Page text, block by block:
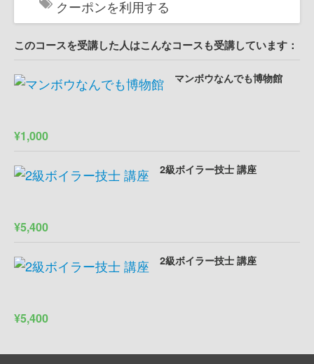
クーポンを利用する
このコースを受講した人はこんなコースも受講しています：
マンボウなんでも博物館
¥1,000
2級ボイラー技士 講座
¥5,400
2級ボイラー技士 講座
¥5,400